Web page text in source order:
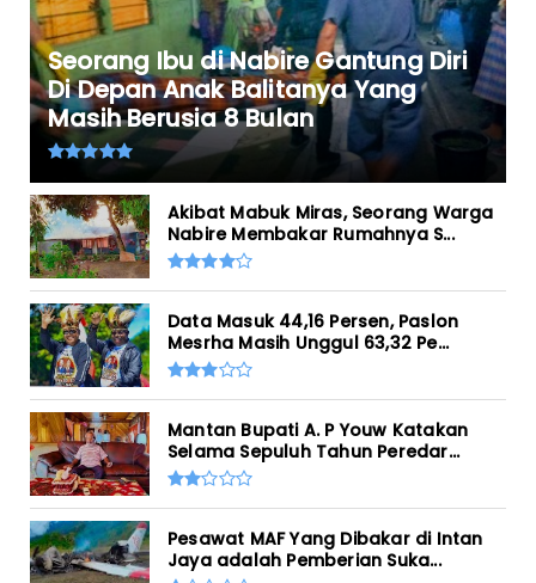
Seorang Ibu di Nabire Gantung Diri
Di Depan Anak Balitanya Yang
Masih Berusia 8 Bulan
Akibat Mabuk Miras, Seorang Warga
Nabire Membakar Rumahnya S...
Data Masuk 44,16 Persen, Paslon
Mesrha Masih Unggul 63,32 Pe...
Mantan Bupati A. P Youw Katakan
Selama Sepuluh Tahun Peredar...
Pesawat MAF Yang Dibakar di Intan
Jaya adalah Pemberian Suka...